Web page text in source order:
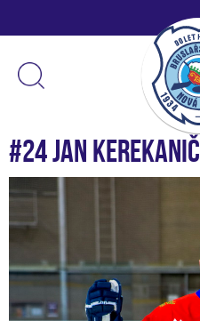
#24 Jan Kerekanič